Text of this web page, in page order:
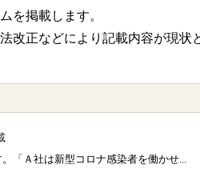
を掲載します。
改正などにより記載内容が現状
「Ａ社は新型コロナ感染者を働かせ...